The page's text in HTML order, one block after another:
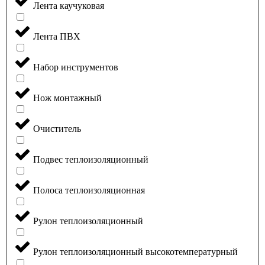
Лента каучуковая
Лента ПВХ
Набор инструментов
Нож монтажный
Очиститель
Подвес теплоизоляционный
Полоса теплоизоляционная
Рулон теплоизоляционный
Рулон теплоизоляционный высокотемпературный